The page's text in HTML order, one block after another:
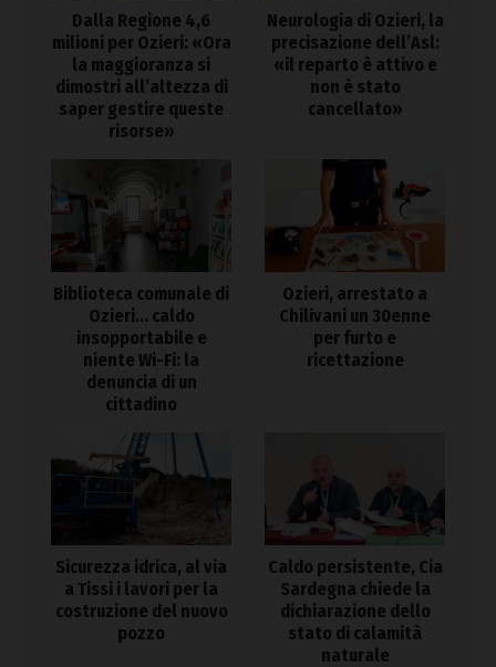
Dalla Regione 4,6
milioni per Ozieri: «Ora
la maggioranza si
dimostri all’altezza di
saper gestire queste
risorse»
Neurologia di Ozieri, la
precisazione dell’Asl:
«il reparto è attivo e
non è stato
cancellato»
Biblioteca comunale di
Ozieri… caldo
insopportabile e
niente Wi-Fi: la
denuncia di un
cittadino
Ozieri, arrestato a
Chilivani un 30enne
per furto e
ricettazione
Sicurezza idrica, al via
a Tissi i lavori per la
costruzione del nuovo
pozzo
Caldo persistente, Cia
Sardegna chiede la
dichiarazione dello
stato di calamità
naturale